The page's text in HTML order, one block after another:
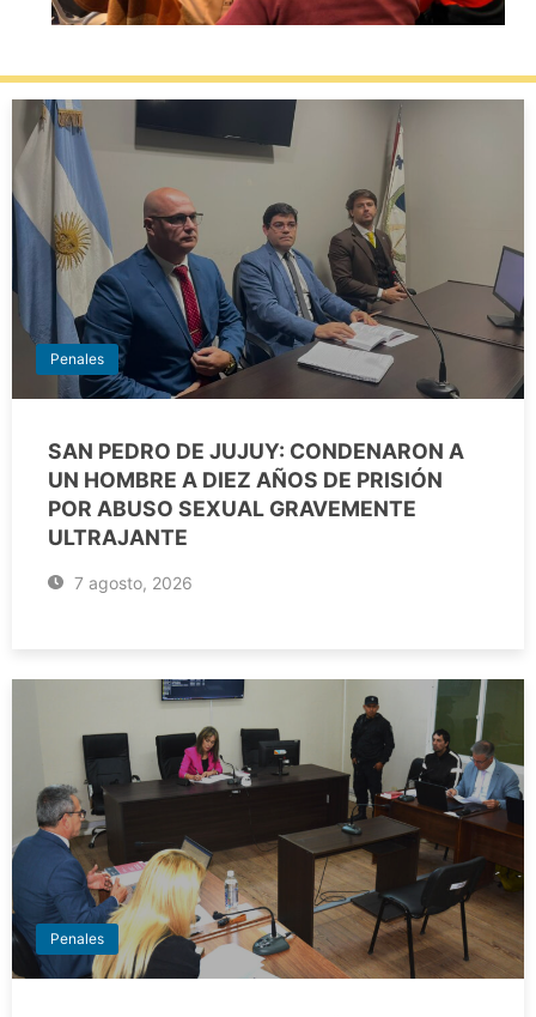
Penales
SAN PEDRO DE JUJUY: CONDENARON A
UN HOMBRE A DIEZ AÑOS DE PRISIÓN
POR ABUSO SEXUAL GRAVEMENTE
ULTRAJANTE
7 agosto, 2026
Penales